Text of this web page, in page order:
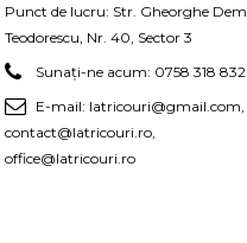
Punct de lucru: Str. Gheorghe Dem
Teodorescu, Nr. 40, Sector 3
Sunați-ne acum: 0758 318 832
E-mail: latricouri@gmail.com,
contact@latricouri.ro,
office@latricouri.ro